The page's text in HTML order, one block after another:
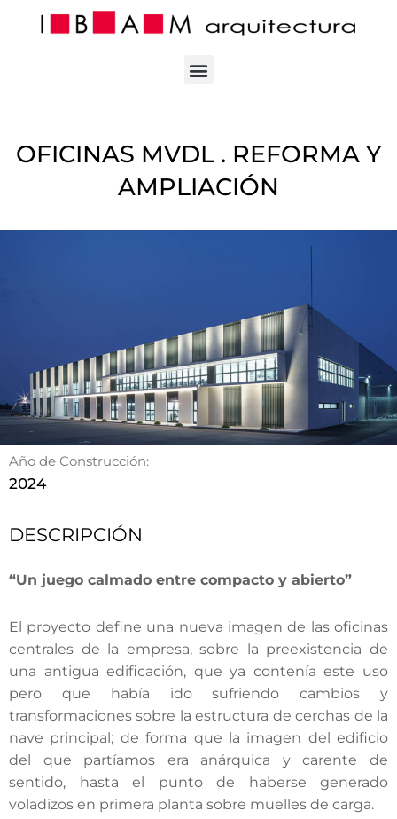
OFICINAS MVDL . REFORMA Y
AMPLIACIÓN
Año de Construcción:
2024
DESCRIPCIÓN
“Un juego calmado entre compacto y abierto”
El proyecto define una nueva imagen de las oficinas
centrales de la empresa, sobre la preexistencia de
una antigua edificación, que ya contenía este uso
pero que había ido sufriendo cambios y
transformaciones sobre la estructura de cerchas de la
nave principal; de forma que la imagen del edificio
del que partíamos era anárquica y carente de
sentido, hasta el punto de haberse generado
voladizos en primera planta sobre muelles de carga.